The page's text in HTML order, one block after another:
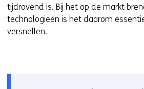
tijdrovend is. Bij het op de markt
technologieën is het daarom
versnellen.